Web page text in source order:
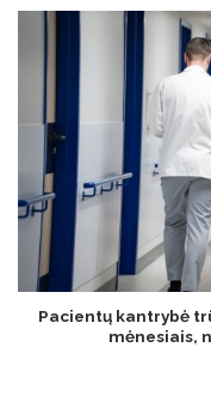
Pacientų kantrybė
mėnesiais,